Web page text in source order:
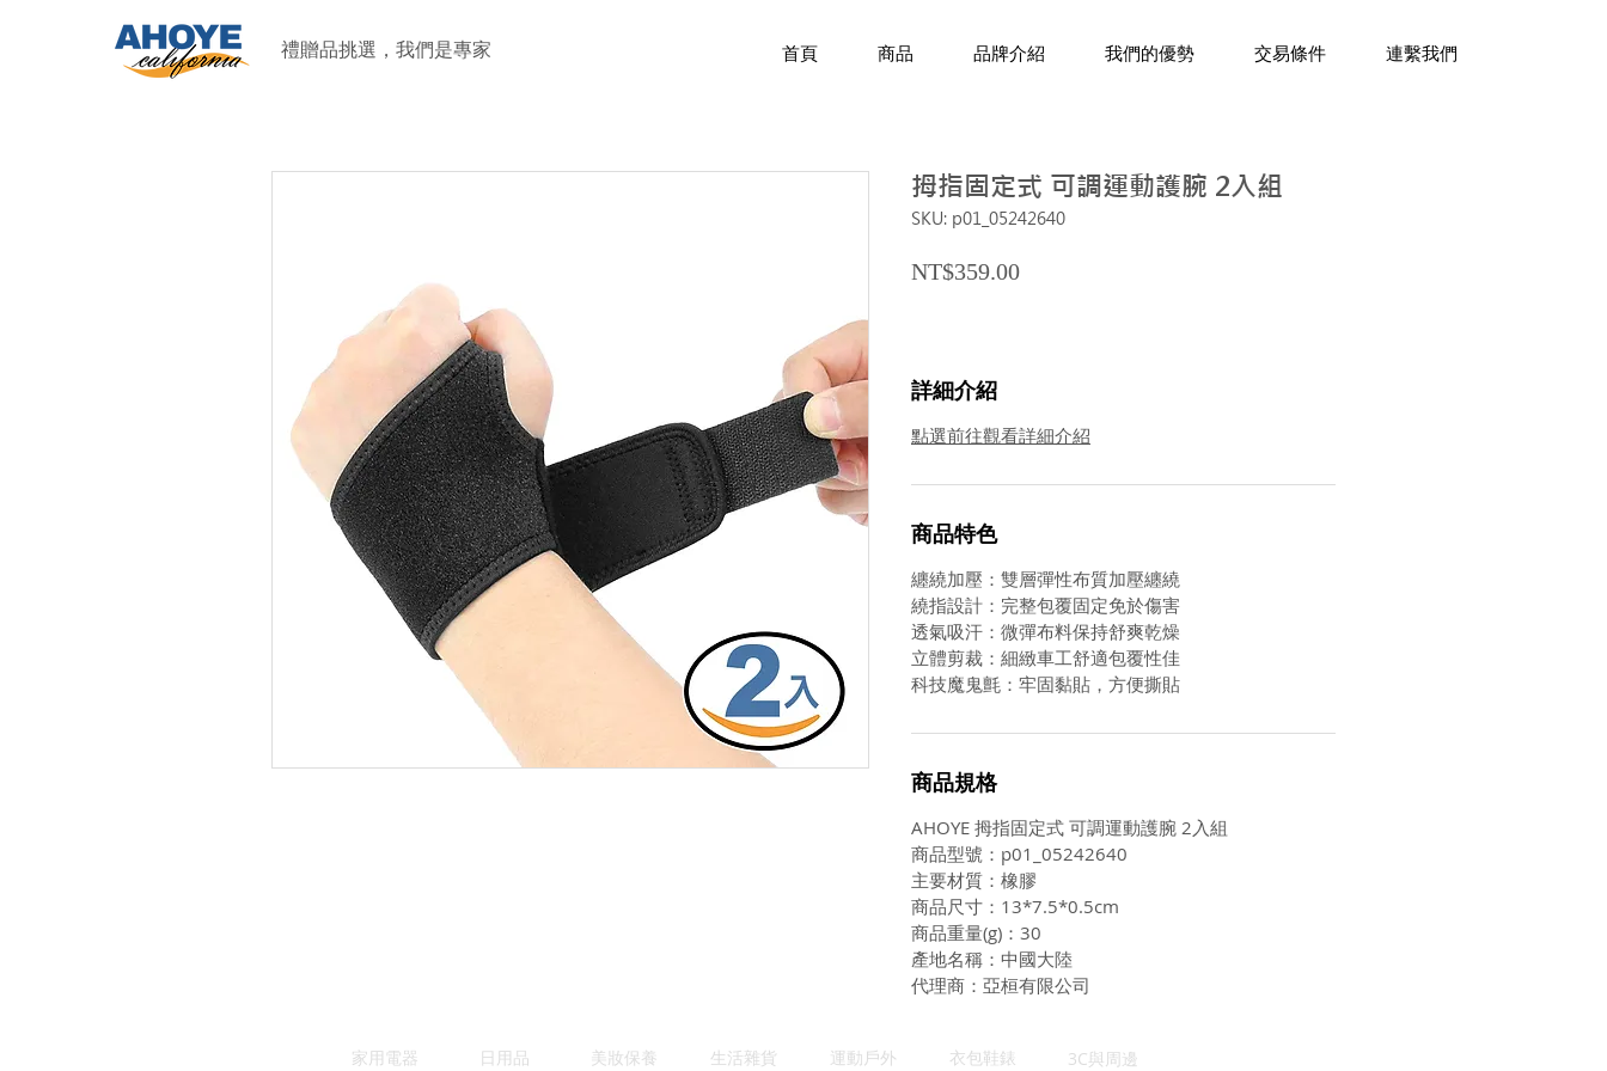
禮贈品挑選，我們是專家 首頁 商品 品牌介紹 我們的優勢 交易條件 連繫我們
拇指固定式 可調運動護腕 2入組
SKU: p01_05242640
NT$359.00Price
詳細介紹
點選前往觀看詳細介紹
商品特色
纏繞加壓：雙層彈性布質加壓纏繞
繞指設計：完整包覆固定免於傷害
透氣吸汗：微彈布料保持舒爽乾燥
立體剪裁：細緻車工舒適包覆性佳
科技魔鬼氈：牢固黏貼，方便撕貼
商品規格
AHOYE 拇指固定式 可調運動護腕 2入組
商品型號：p01_05242640
主要材質：橡膠
商品尺寸：13*7.5*0.5cm
商品重量(g)：30
產地名稱：中國大陸
代理商：亞桓有限公司
家用電器 日用品 美妝保養 生活雜貨 運動戶外 衣包鞋錶 3C與周邊